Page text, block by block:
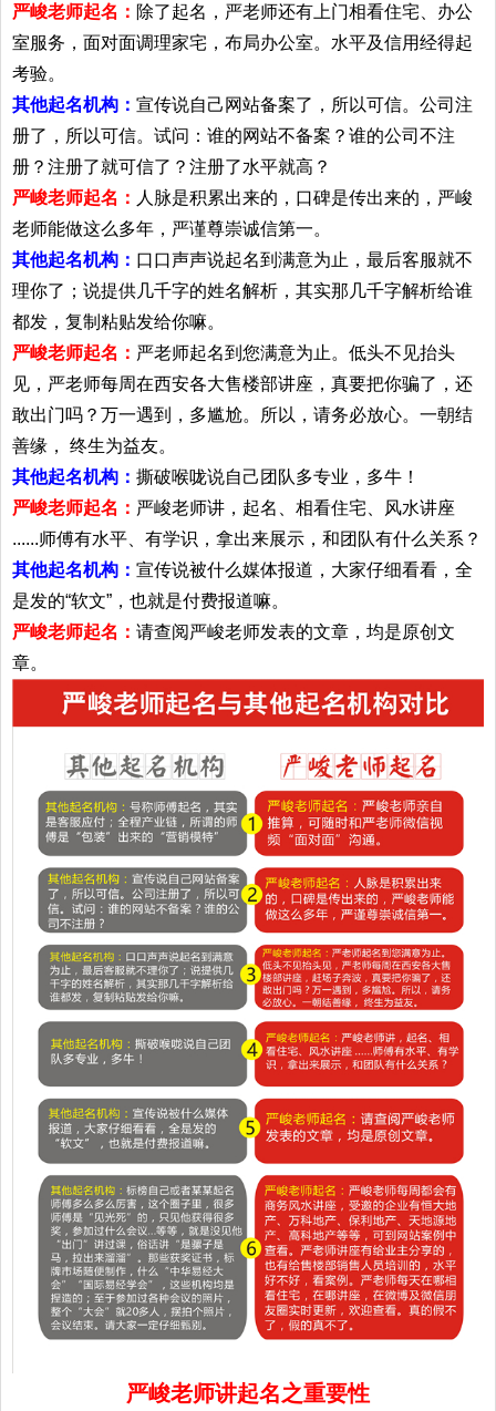
严峻老师起名： 除了起名，严老师还有上门相看住宅、办公
室服务，面对面调理家宅，布局办公室。水平及信用经得起
考验。
其他起名机构： 宣传说自己网站备案了，所以可信。公司注
册了，所以可信。试问：谁的网站不备案？谁的公司不注
册？注册了就可信了？注册了水平就高？
严峻老师起名： 人脉是积累出来的，口碑是传出来的，严峻
老师能做这么多年，严谨尊崇诚信第一。
其他起名机构： 口口声声说起名到满意为止，最后客服就不
理你了；说提供几千字的姓名解析，其实那几千字解析给谁
都发，复制粘贴发给你嘛。
严峻老师起名： 严老师起名到您满意为止。低头不见抬头
见，严老师每周在西安各大售楼部讲座，真要把你骗了，还
敢出门吗？万一遇到，多尴尬。所以，请务必放心。一朝结
善缘， 终生为益友。
其他起名机构： 撕破喉咙说自己团队多专业，多牛！
严峻老师起名： 严峻老师讲，起名、相看住宅、风水讲座
......师傅有水平、有学识，拿出来展示，和团队有什么关系？
其他起名机构： 宣传说被什么媒体报道，大家仔细看看，全
是发的“软文”，也就是付费报道嘛。
严峻老师起名： 请查阅严峻老师发表的文章，均是原创文
章。
严峻老师讲起名之重要性